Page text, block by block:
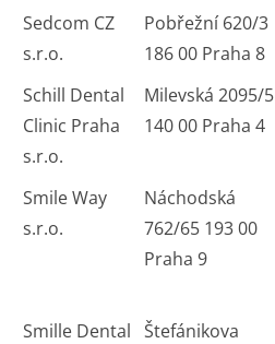
Sedcom CZ
s.r.o.
Pobřežní 620/3
186 00 Praha 8
Schill Dental
Clinic Praha
s.r.o.
Milevská 2095/5
140 00 Praha 4
Smile Way
s.r.o.
Náchodská
762/65 193 00
Praha 9
Smille Dental Štefánikova